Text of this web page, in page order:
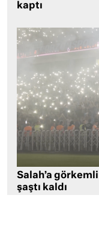
kaptı
Salah’a
şaştı kaldı